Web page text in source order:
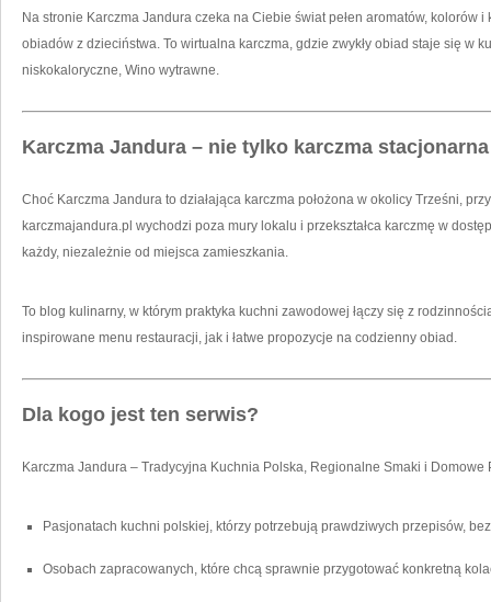
Na stronie Karczma Jandura czeka na Ciebie świat pełen aromatów, kolorów
obiadów z dzieciństwa. To wirtualna karczma, gdzie zwykły obiad staje się w
niskokaloryczne, Wino wytrawne.
Karczma Jandura – nie tylko karczma stacjonarna
Choć Karczma Jandura to działająca karczma położona w okolicy Trześni,
karczmajandura.pl wychodzi poza mury lokalu i przekształca karczmę w
każdy, niezależnie od miejsca zamieszkania.
To blog kulinarny, w którym praktyka kuchni zawodowej łączy się z
inspirowane menu restauracji, jak i łatwe propozycje na codzienny obiad.
Dla kogo jest ten serwis?
Karczma Jandura – Tradycyjna Kuchnia Polska, Regionalne Smaki i
Pasjonatach kuchni polskiej, którzy potrzebują prawdziwych przepisów,
Osobach zapracowanych, które chcą sprawnie przygotować konkretną